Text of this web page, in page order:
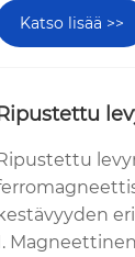
Katso lisää >>